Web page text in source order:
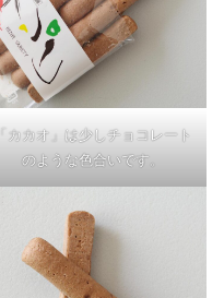
「カカオ」は少しチョコレート
のような色合いです。